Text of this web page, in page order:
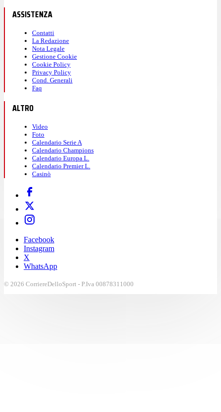
ASSISTENZA
Contatti
La Redazione
Nota Legale
Gestione Cookie
Cookie Policy
Privacy Policy
Cond. Generali
Faq
ALTRO
Video
Foto
Calendario Serie A
Calendario Champions
Calendario Europa L.
Calendario Premier L.
Casinò
Facebook
Instagram
X
WhatsApp
© 2026 CorriereDelloSport - P.Iva 00878311000